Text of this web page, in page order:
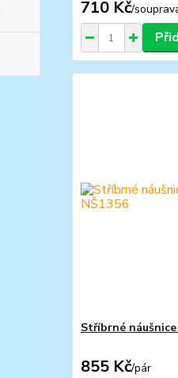
710 Kč/
Stříbrné
855 Kč/pár